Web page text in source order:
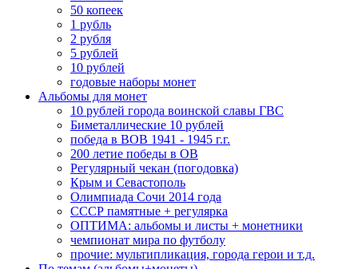
50 копеек
1 рубль
2 рубля
5 рублей
10 рублей
годовые наборы монет
Альбомы для монет
10 рублей города воинской славы ГВС
Биметаллические 10 рублей
победа в ВОВ 1941 - 1945 г.г.
200 летие победы в ОВ
Регулярный чекан (погодовка)
Крым и Севастополь
Олимпиада Сочи 2014 года
СССР памятные + регулярка
ОПТИМА: альбомы и листы + монетники
чемпионат мира по футболу
прочие: мультипликация, города герои и т.д.